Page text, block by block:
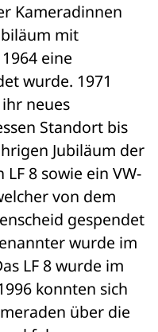
Kameradinnen
mit
eine
wurde. 1971
neues
Standort bis
Jubiläum der
8 sowie ein VW-
von dem
gespendet
wurde im
LF 8 wurde im
konnten sich
über die